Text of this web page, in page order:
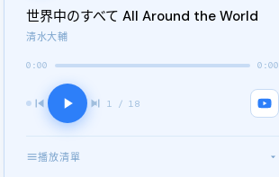
世界中のすべて All Around the World
清水大輔
0:00 0:00
1 / 18
播放清單